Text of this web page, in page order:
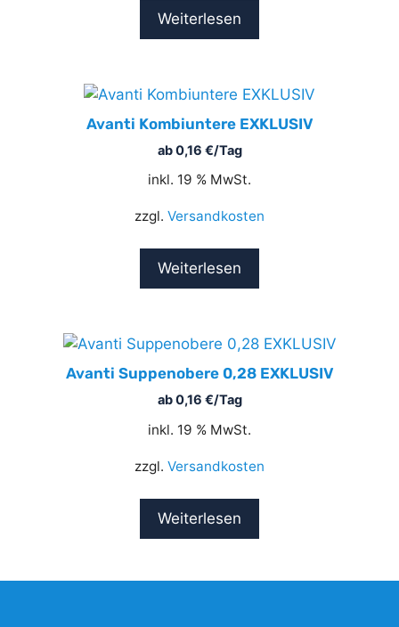
Weiterlesen
Avanti Kombiuntere EXKLUSIV
ab0,16 €/Tag
inkl. 19 % MwSt.
zzgl. Versandkosten
Weiterlesen
Avanti Suppenobere 0,28 EXKLUSIV
ab0,16 €/Tag
inkl. 19 % MwSt.
zzgl. Versandkosten
Weiterlesen